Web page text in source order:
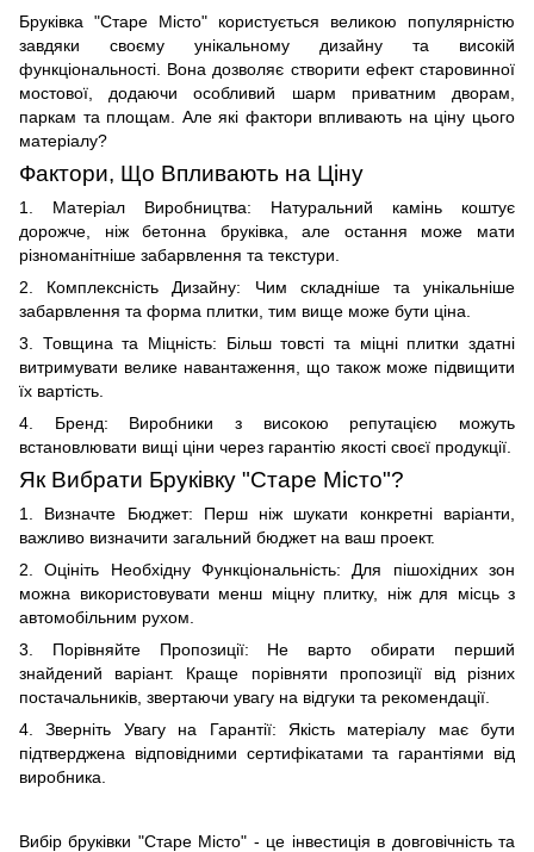
Бруківка "Старе Місто" користується великою популярністю
завдяки своєму унікальному дизайну та високій
функціональності. Вона дозволяє створити ефект старовинної
мостової, додаючи особливий шарм приватним дворам,
паркам та площам. Але які фактори впливають на ціну цього
матеріалу?
Фактори, Що Впливають на Ціну
1. Матеріал Виробництва: Натуральний камінь коштує
дорожче, ніж бетонна бруківка, але остання може мати
різноманітніше забарвлення та текстури.
2. Комплексність Дизайну: Чим складніше та унікальніше
забарвлення та форма плитки, тим вище може бути ціна.
3. Товщина та Міцність: Більш товсті та міцні плитки здатні
витримувати велике навантаження, що також може підвищити
їх вартість.
4. Бренд: Виробники з високою репутацією можуть
встановлювати вищі ціни через гарантію якості своєї продукції.
Як Вибрати Бруківку "Старе Місто"?
1. Визначте Бюджет: Перш ніж шукати конкретні варіанти,
важливо визначити загальний бюджет на ваш проект.
2. Оцініть Необхідну Функціональність: Для пішохідних зон
можна використовувати менш міцну плитку, ніж для місць з
автомобільним рухом.
3. Порівняйте Пропозиції: Не варто обирати перший
знайдений варіант. Краще порівняти пропозиції від різних
постачальників, звертаючи увагу на відгуки та рекомендації.
4. Зверніть Увагу на Гарантії: Якість матеріалу має бути
підтверджена відповідними сертифікатами та гарантіями від
виробника.
Вибір бруківки "Старе Місто" - це інвестиція в довговічність та